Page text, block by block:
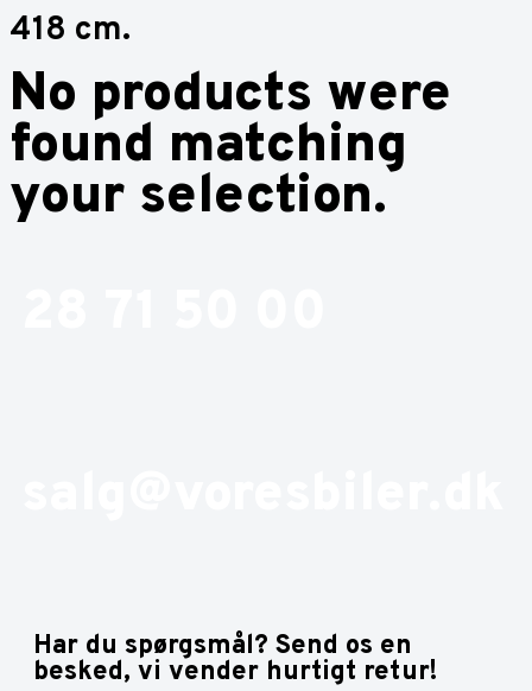
418 cm.
No products were
found matching
your selection.
Har du spørgsmål? Send os en
besked, vi vender hurtigt retur!